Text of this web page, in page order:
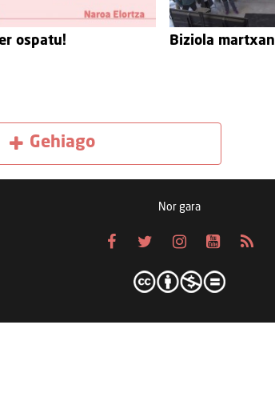
ospatu! Biziola martxan
Gehiago
Nor gara